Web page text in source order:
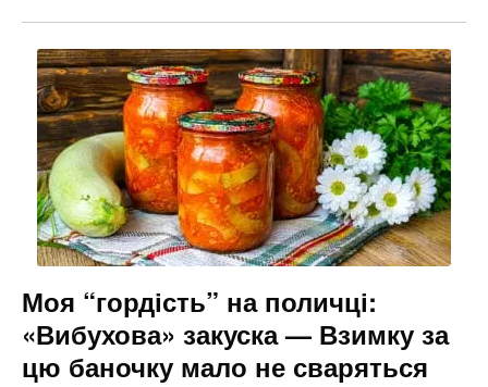
Моя “гордість” на поличці:
«Вибухова» закуска — Взимку за
цю баночку мало не сваряться